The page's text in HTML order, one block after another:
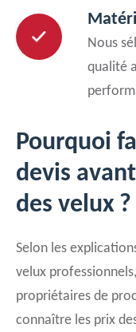
Nous
qualité
Pourquoi
devis
des velux ?
Selon les
velux
propriétaires de
connaître les prix